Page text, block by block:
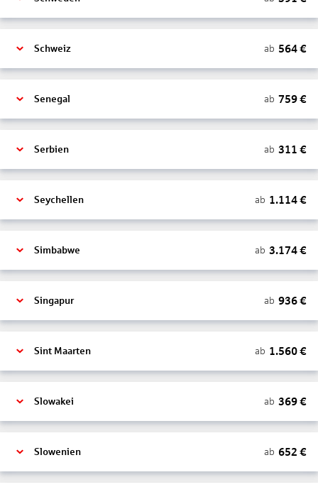
Schweiz ab 564€
Senegal ab 759€
Serbien ab 311 €
Seychellen ab 1.114€
Simbabwe ab 3.174€
Singapur ab 936€
Sint Maarten ab 1.560€
Slowakei ab 369€
Slowenien ab 652 €